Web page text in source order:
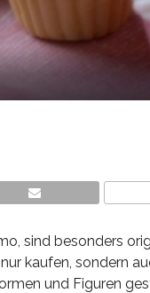
sind besonders
kaufen, sondern
und Figuren